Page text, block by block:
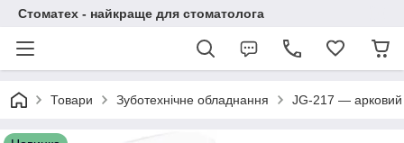
Стоматех - найкраще для стоматолога
Товари Зуботехнічне обладнання JG-217 — арковий